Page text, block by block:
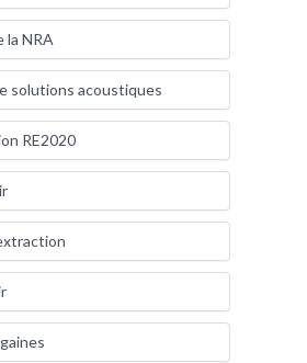
la NRA
solutions acoustiques
RE2020